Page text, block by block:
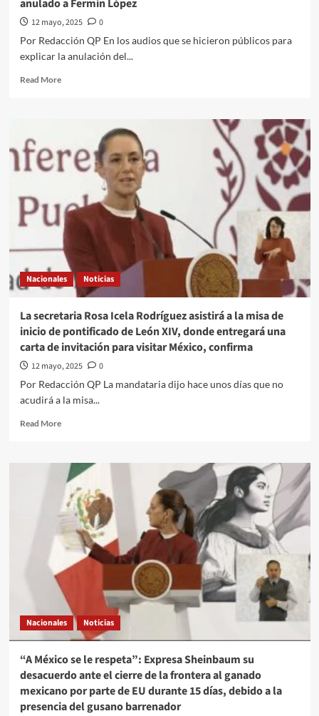
y
dirigir
Mundial
de
anulado a Fermín López
12 mayo, 2025
0
Por Redacción QP En los audios que se hicieron públicos para
explicar la anulación del...
Read MoreRead
integrante
del
el
Barcelona-
Madrid
lanza
un
“menos
tras
el
gol
anulado
Fermín
López
Nacionales Noticias
La secretaria Rosa Icela Rodríguez asistirá a la misa de
inicio de pontificado de León XIV, donde entregará una
carta de invitación para visitar México, confirma
12 mayo, 2025
0
Por Redacción QP La mandataria dijo hace unos días que no
acudirá a la misa...
Read MoreRead
La
secretaria
Rosa
Icela
Rodríguez
asistirá
misa
de
inicio
de
pontificado
de
XIV,
donde
entregará
una
Nacionales Noticias
“A México se le respeta”: Expresa Sheinbaum su
desacuerdo ante el cierre de la frontera al ganado
mexicano por parte de EU durante 15 días, debido a la
presencia del gusano barrenador